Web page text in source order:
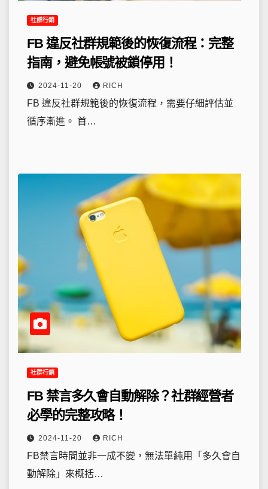
社群行銷
FB 違反社群規範後的恢復流程：完整
指南，避免帳號被鎖停用！
2024-11-20 RICH
FB 違反社群規範後的恢復流程，需要仔細評估並
循序漸進。 首…
社群行銷
FB 禁言多久會自動解除？社群經營者
必學的完整攻略！
2024-11-20 RICH
FB禁言時間並非一成不變，無法單純用「多久會自
動解除」來概括…